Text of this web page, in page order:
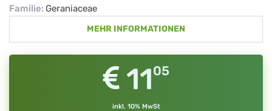
Familie: Geraniaceae
MEHR INFORMATIONEN
1105
inkl. 10% MwSt